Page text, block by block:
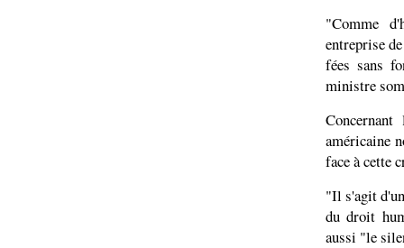
"Comme
entreprise
fées sans
ministre
américaine
face à cette
"Il s'agit
du droit
aussi "le